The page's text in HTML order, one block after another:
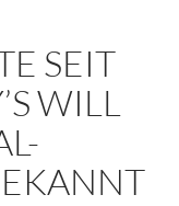
SEIT L
WILL F
H